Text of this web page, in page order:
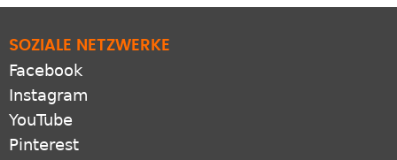
SOZIALE NETZWERKE
Facebook
Instagram
YouTube
Pinterest